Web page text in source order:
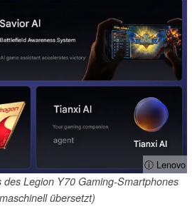
ⓘ Lenovo
des Legion Y70 Gaming-Smartphones
übersetzt)